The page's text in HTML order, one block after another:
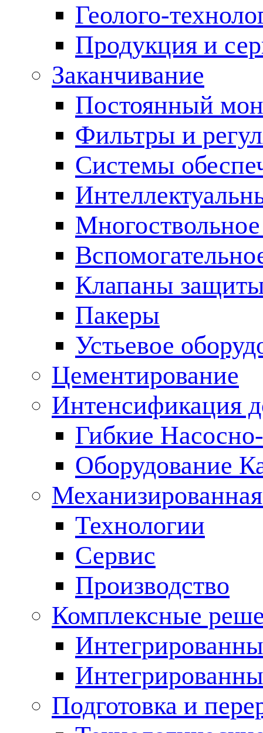
Геолого-
Продукция и
Заканчивание
Постоянный
Фильтры и
Cистемы
Клапаны
Пакеры
Устьевое
Цементирование
Интенсификация
Гибкие
Оборудование
Технологии
Сервис
Производство
Комплексные
Подготовка и